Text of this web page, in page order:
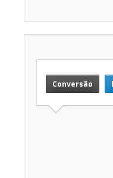
Conversão